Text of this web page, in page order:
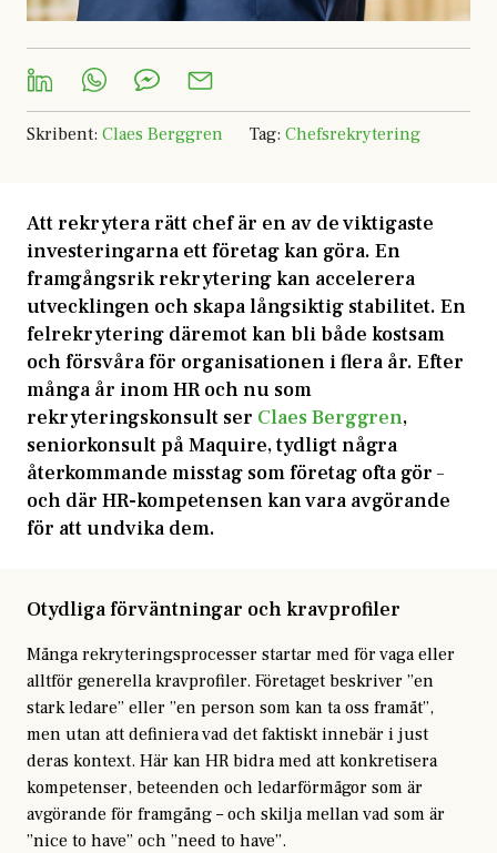
Skribent: Claes Berggren Tag: Chefsrekrytering
Att rekrytera rätt chef är en av de viktigaste
investeringarna ett företag kan göra. En
framgångsrik rekrytering kan accelerera
utvecklingen och skapa långsiktig stabilitet. En
felrekrytering däremot kan bli både kostsam
och försvåra för organisationen i flera år. Efter
många år inom HR och nu som
rekryteringskonsult ser Claes Berggren,
seniorkonsult på Maquire, tydligt några
återkommande misstag som företag ofta gör –
och där HR-kompetensen kan vara avgörande
för att undvika dem.
Otydliga förväntningar och kravprofiler
Många rekryteringsprocesser startar med för vaga eller
alltför generella kravprofiler. Företaget beskriver ”en
stark ledare” eller ”en person som kan ta oss framåt”,
men utan att definiera vad det faktiskt innebär i just
deras kontext. Här kan HR bidra med att konkretisera
kompetenser, beteenden och ledarförmågor som är
avgörande för framgång – och skilja mellan vad som är
”nice to have” och ”need to have”.